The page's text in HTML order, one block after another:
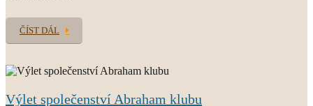
ČÍST DÁL
Výlet společenství Abraham klubu